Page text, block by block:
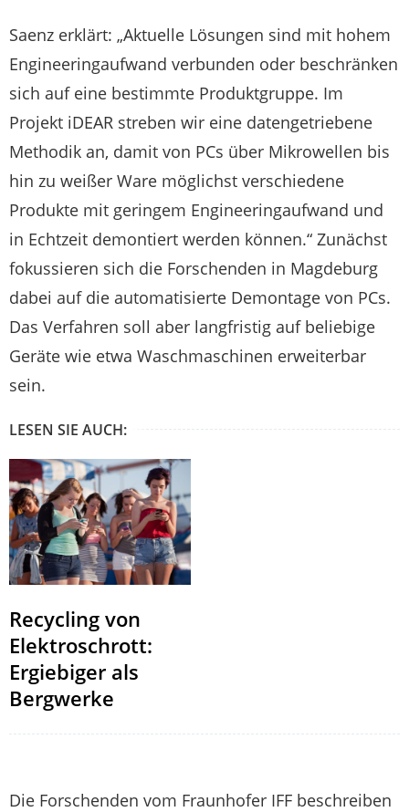
Saenz erklärt: „Aktuelle Lösungen sind mit hohem
Engineeringaufwand verbunden oder beschränken
sich auf eine bestimmte Produktgruppe. Im
Projekt iDEAR streben wir eine datengetriebene
Methodik an, damit von PCs über Mikrowellen bis
hin zu weißer Ware möglichst verschiedene
Produkte mit geringem Engineeringaufwand und
in Echtzeit demontiert werden können.“ Zunächst
fokussieren sich die Forschenden in Magdeburg
dabei auf die automatisierte Demontage von PCs.
Das Verfahren soll aber langfristig auf beliebige
Geräte wie etwa Waschmaschinen erweiterbar
sein.
LESEN SIE AUCH:
Recycling von
Elektroschrott:
Ergiebiger als
Bergwerke
Die Forschenden vom Fraunhofer IFF beschreiben